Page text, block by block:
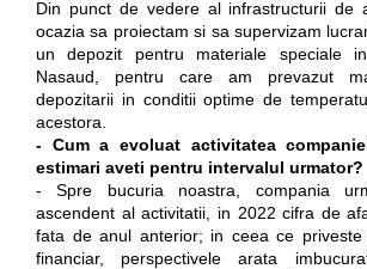
Din punct de vedere al infrastructurii de
ocazia sa proiectam si sa supervizam
un depozit pentru materiale speciale
Nasaud, pentru care am prevazut
depozitarii in conditii optime de
acestora.
- Cum a evoluat activitatea
estimari aveti pentru intervalul urmator?
- Spre bucuria noastra, compania
ascendent al activitatii, in 2022 cifra de
fata de anul anterior; in ceea ce priveste
financiar, perspectivele arata